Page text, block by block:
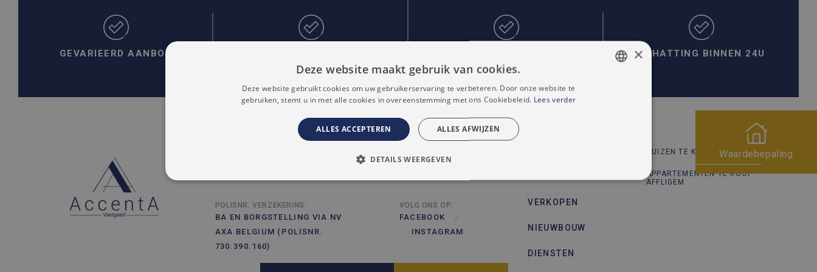
GEVARIEERD AANBOD SCHATTING BINNEN 24U
Waardebepaling
POLISNR. VERZEKERING:
BA EN BORGSTELLING VIA NV
AXA BELGIUM (POLISNR.
730.390.160)
BTW
VOLG ONS OP:
FACEBOOK
INSTAGRAM
VERKOPEN
NIEUWBOUW
DIENSTEN
HUIZEN TE KOOP AFFLIGEM
APPARTEMENTEN TE KOOP
AFFLIGEM
×
Deze website maakt gebruik van cookies.
Deze website gebruikt cookies om uw gebruikerservaring te verbeteren. Door onze website te
gebruiken, stemt u in met alle cookies in overeenstemming met ons Cookiebeleid. Lees verder
ALLES ACCEPTEREN ALLES AFWIJZEN
DETAILS WEERGEVEN
STRIKT NOODZAKELIJK PRESTATIE TARGETING FUNCTIONEEL
NIET-GECLASSIFICEERD
Strikt noodzakelijk Prestatie Targeting Functioneel Niet-geclassificeerd